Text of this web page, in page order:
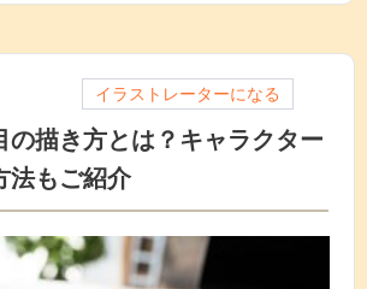
イラストレーターになる
の描き方とは？キャラクター
法もご紹介